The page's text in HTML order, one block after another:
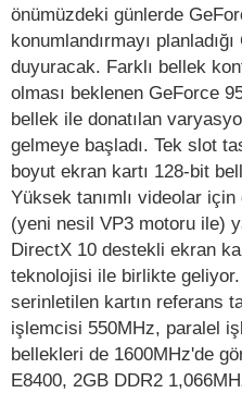
önümüzdeki günlerde
konumlandırmayı
duyuracak. Farklı bellek
olması beklenen GeForce
bellek ile donatılan
gelmeye başladı. Tek slot
boyut ekran kartı 128-bit
Yüksek tanımlı videolar için
(yeni nesil VP3 motoru ile)
DirectX 10 destekli ekran
teknolojisi ile birlikte
serinletilen kartın referans
işlemcisi 550MHz, paralel
bellekleri de 1600MHz'de
E8400, 2GB DDR2